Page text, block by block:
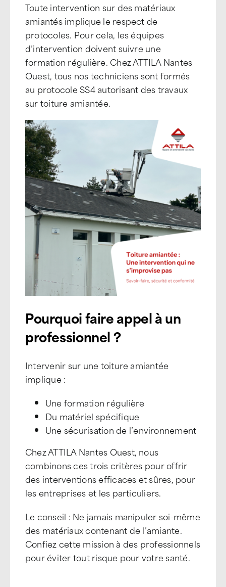
Toute intervention sur des matériaux
amiantés implique le respect de
protocoles. Pour cela, les équipes
d’intervention doivent suivre une
formation régulière. Chez ATTILA Nantes
Ouest, tous nos techniciens sont formés
au protocole SS4 autorisant des travaux
sur toiture amiantée.
Pourquoi faire appel à un
professionnel ?
Intervenir sur une toiture amiantée
implique :
Une formation régulière
Du matériel spécifique
Une sécurisation de l’environnement
Chez ATTILA Nantes Ouest, nous
combinons ces trois critères pour offrir
des interventions efficaces et sûres, pour
les entreprises et les particuliers.
Le conseil : Ne jamais manipuler soi-même
des matériaux contenant de l’amiante.
Confiez cette mission à des professionnels
pour éviter tout risque pour votre santé.